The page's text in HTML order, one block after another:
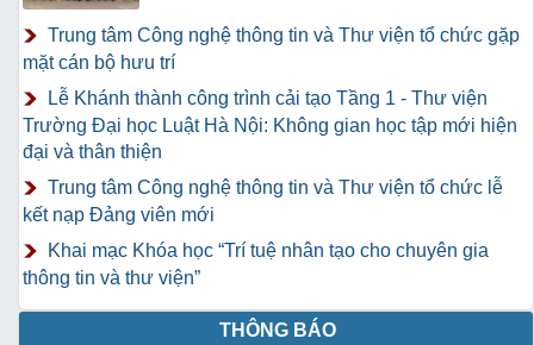
Trung tâm Công nghệ thông tin và Thư viện tổ chức gặp
mặt cán bộ hưu trí
Lễ Khánh thành công trình cải tạo Tầng 1 - Thư viện
Trường Đại học Luật Hà Nội: Không gian học tập mới hiện
đại và thân thiện
Trung tâm Công nghệ thông tin và Thư viện tổ chức lễ
kết nạp Đảng viên mới
Khai mạc Khóa học “Trí tuệ nhân tạo cho chuyên gia
thông tin và thư viện”
THÔNG BÁO